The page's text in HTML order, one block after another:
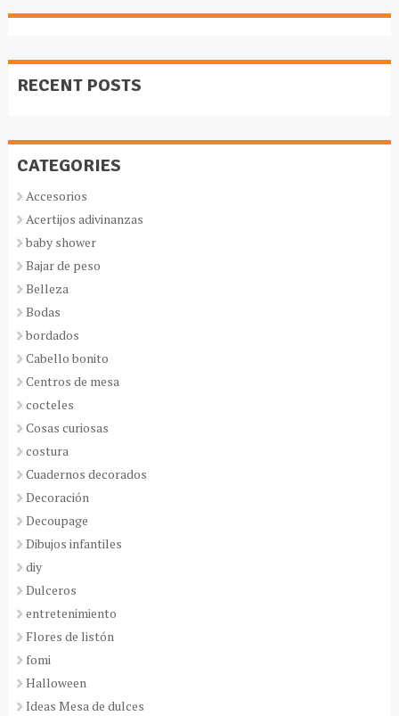
RECENT POSTS
CATEGORIES
Accesorios
Acertijos adivinanzas
baby shower
Bajar de peso
Belleza
Bodas
bordados
Cabello bonito
Centros de mesa
cocteles
Cosas curiosas
costura
Cuadernos decorados
Decoración
Decoupage
Dibujos infantiles
diy
Dulceros
entretenimiento
Flores de listón
fomi
Halloween
Ideas Mesa de dulces